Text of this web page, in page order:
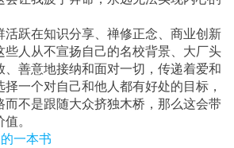
活跃在知识分享、禅修正念、商业创新
些人从不宣扬自己的名校背景、大厂头
、善意地接纳和面对一切，传递着爱和
一个对自己和他人都有好处的目标，
而不是跟随大众挤独木桥，那么这会带
。
一本书